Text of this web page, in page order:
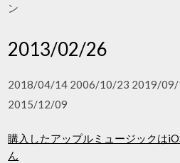
ン
2013/02/26
2018/04/14 2006/10/23 2019/
2015/12/09
購入したアップルミュージックは
ん